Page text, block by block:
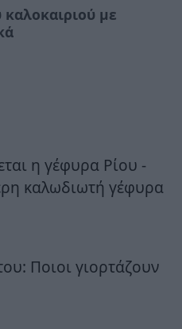
καλοκαιριού με
η γέφυρα Ρίου -
καλωδιωτή γέφυρα
Ποιοι γιορτάζουν